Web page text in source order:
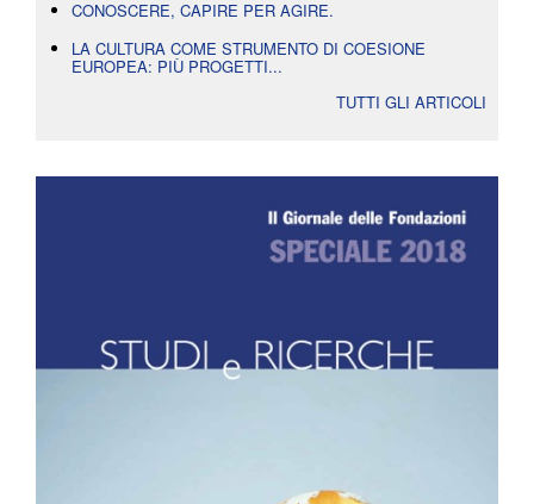
CONOSCERE, CAPIRE PER AGIRE.
LA CULTURA COME STRUMENTO DI COESIONE
EUROPEA: PIÙ PROGETTI...
TUTTI GLI ARTICOLI